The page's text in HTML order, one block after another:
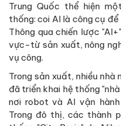
Trung Quốc thể hiện
thống: coi AI là công cụ
Thông qua chiến lược
vực-từ sản xuất, nông
vụ công.
Trong sản xuất, nhiều
đã triển khai hệ thống
nơi robot và AI vận
Trong đô thị, các thành